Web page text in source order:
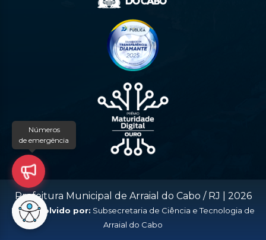
Números
de emergência
Prefeitura Municipal de Arraial do Cabo / RJ | 2026
Desenvolvido por: Subsecretaria de Ciência e Tecnologia de
Arraial do Cabo